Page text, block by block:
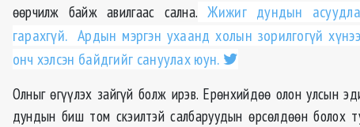
өөрчилж байж авилгаас сална. Жижиг дундын
гарахгүй. Ардын мэргэн ухаанд холын зорилгогүй
онч хэлсэн байдгийг сануулах юун.
Олныг өгүүлэх зайгүй болж ирэв. Ерөнхийдөө олон улсын
дундын биш том скэилтэй салбаруудын өрсөлдөөн болох